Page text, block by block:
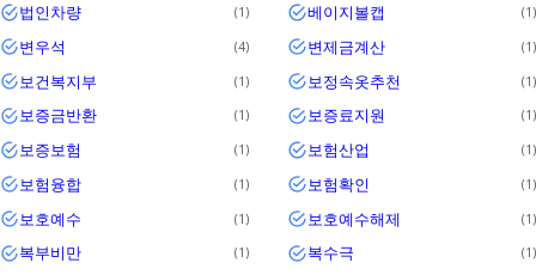
법인차량 1 베이지볼캡 1
변우석 4 변제금계산 1
보건복지부 1 보정속옷추천 1
보증금반환 1 보증료지원 1
보증보험 1 보험산업 1
보험융합 1 보험확인 1
보호예수 1 보호예수해제 1
복부비만 1 복수극 1